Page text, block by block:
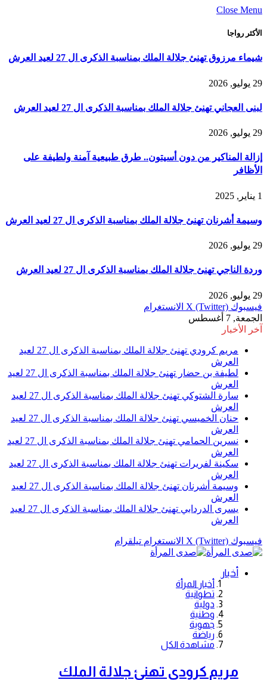
Close Menu
الأكثر رواجا
شيماء مرزوق تهنئ جلالة الملك بمناسبة الذكرى ال 27 لعيد العرش
29 يوليو, 2026
لبنى العجاني تهنئ جلالة الملك بمناسبة الذكرى ال 27 لعيد العرش
29 يوليو, 2026
إزالة المناكير من دون أسيتون.. طرق طبيعية آمنة ولطيفة على
الأظافر
1 يناير, 2025
وسيمة أشرنان تهنئ جلالة الملك بمناسبة الذكرى ال 27 لعيد العرش
29 يوليو, 2026
وردة الناجي تهنئ جلالة الملك بمناسبة الذكرى ال 27 لعيد العرش
29 يوليو, 2026
فيسبوك X (Twitter) الانستغرام
الجمعة, 7 أغسطس
آخر الأخبار
مريم كرودي تهنئ جلالة الملك بمناسبة الذكرى ال 27 لعيد
العرش
لطيفة بن حضار تهنئ جلالة الملك بمناسبة الذكرى ال 27 لعيد
العرش
سارة الشتوكي تهنئ جلالة الملك بمناسبة الذكرى ال 27 لعيد
العرش
حنان الخميسي تهنئ جلالة الملك بمناسبة الذكرى ال 27 لعيد
العرش
نسرين الحمامي تهنئ جلالة الملك بمناسبة الذكرى ال 27 لعيد
العرش
سكينة لفريرات تهنئ جلالة الملك بمناسبة الذكرى ال 27 لعيد
العرش
وسيمة أشرنان تهنئ جلالة الملك بمناسبة الذكرى ال 27 لعيد
العرش
يسرى الدردابي تهنئ جلالة الملك بمناسبة الذكرى ال 27 لعيد
العرش
فيسبوك X (Twitter) الانستغرام تيلقرام
أخبار
أخبار المرأة
تطوانية
دولية
وطنية
جهوية
رياضة
مشاهدة الكل
مريم كرودي تهنئ جلالة الملك